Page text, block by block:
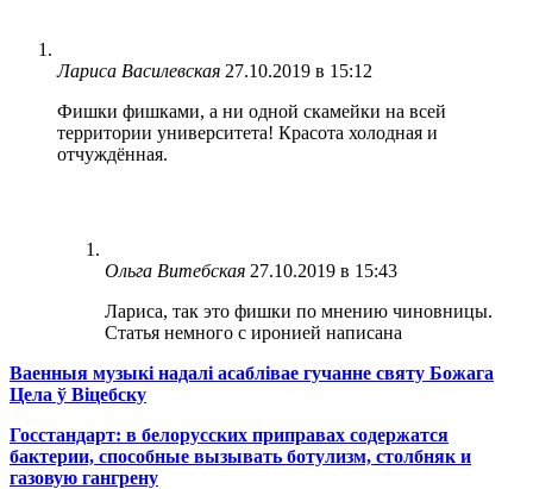
Лариса Василевская 27.10.2019 в 15:12
Фишки фишками, а ни одной скамейки на всей
территории университета! Красота холодная и
отчуждённая.
Ольга Витебская 27.10.2019 в 15:43
Лариса, так это фишки по мнению чиновницы.
Статья немного с иронией написана
Ваенныя музыкі надалі асаблівае гучанне святу Божага
Цела ў Віцебску
Госстандарт: в белорусских приправах содержатся
бактерии, способные вызывать ботулизм, столбняк и
газовую гангрену